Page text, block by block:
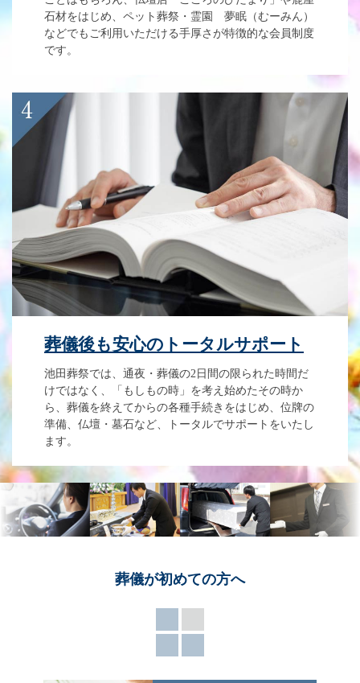
石材をはじめ、ペット葬祭・霊園 夢眠（むーみん）
などでもご利用いただける手厚さが特徴的な会員制度
です。
葬儀後も安心のトータルサポート
池田葬祭では、通夜・葬儀の2日間の限られた時間だ
けではなく、「もしもの時」を考え始めたその時か
ら、葬儀を終えてからの各種手続きをはじめ、位牌の
準備、仏壇・墓石など、トータルでサポートをいたし
ます。
葬儀が初めての方へ